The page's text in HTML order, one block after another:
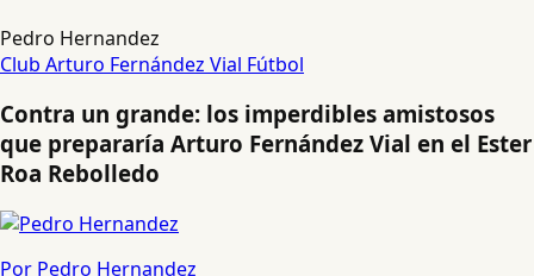
Pedro Hernandez
Club Arturo Fernández Vial Fútbol
Contra un grande: los imperdibles amistosos
que prepararía Arturo Fernández Vial en el Ester
Roa Rebolledo
Por Pedro Hernandez